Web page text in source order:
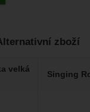
zboží
velká
Singing